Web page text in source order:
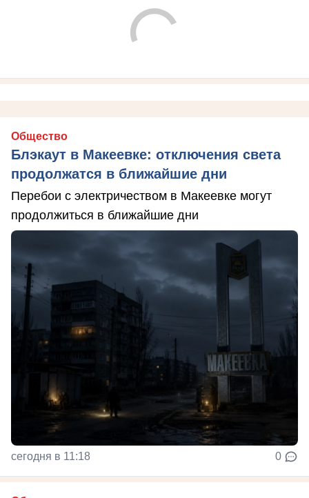
Общество
Блэкаут в Макеевке: отключения света
продолжатся в ближайшие дни
Перебои с электричеством в Макеевке могут
продолжиться в ближайшие дни
сегодня в 11:18 0